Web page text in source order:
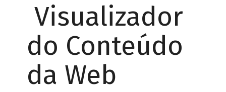
Visualizador
do Conteúdo
da Web